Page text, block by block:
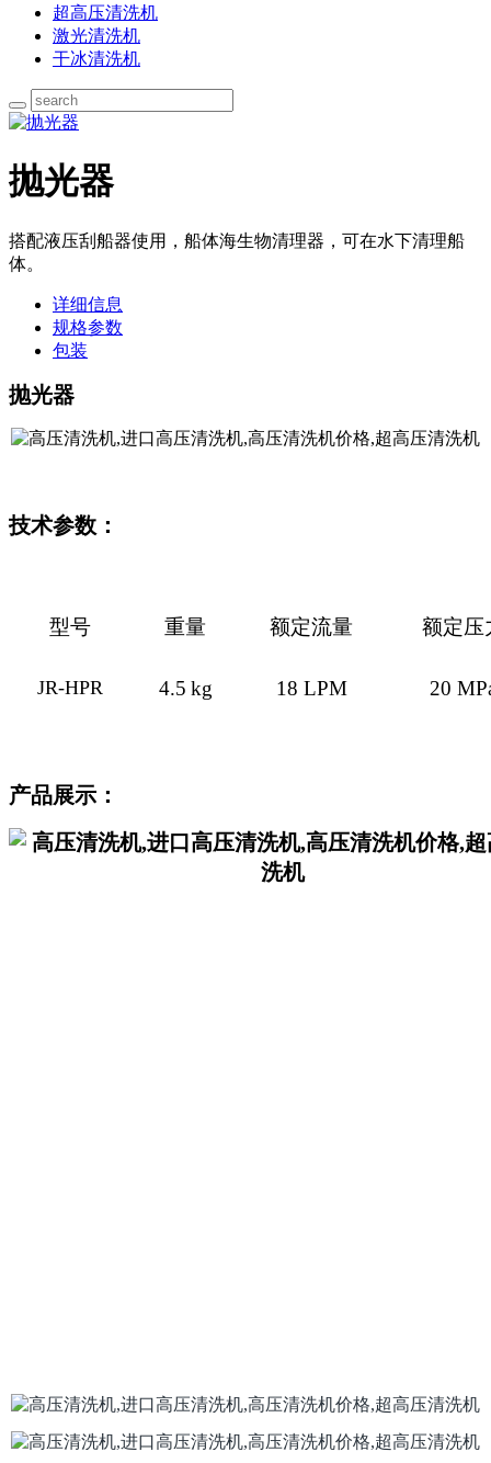
超高压清洗机
激光清洗机
干冰清洗机
抛光器
搭配液压刮船器使用，船体海生物清理器，可在水下清理船
体。
详细信息
规格参数
包装
抛光器
技术参数：
型号 重量 额定流量 额定压
JR-HPR 4.5 kg 18 LPM 20
产品展示：